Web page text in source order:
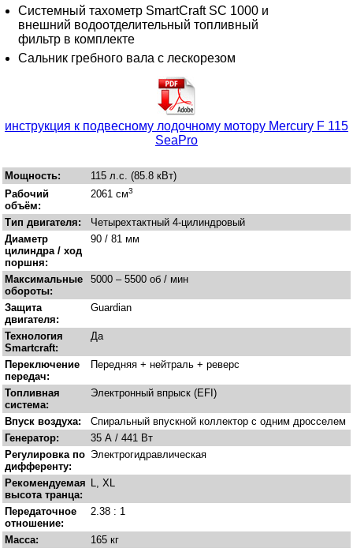
Системный тахометр SmartCraft SC 1000 и
внешний водоотделительный топливный
фильтр в комплекте
Сальник гребного вала с лескорезом
инструкция к подвесному лодочному мотору Mercury F 115
SeaPro
Мощность:
115 л.с. (85.8 кВт)
Рабочий
объём:
2061 см3
Тип двигателя:
Четырехтактный 4-цилиндровый
Диаметр
цилиндра / ход
поршня:
90 / 81 мм
Максимальные
обороты:
5000 – 5500 об / мин
Защита
двигателя:
Guardian
Технология
Smartcraft:
Да
Переключение
передач:
Передняя + нейтраль + реверс
Топливная
система:
Электронный впрыск (EFI)
Впуск воздуха:
Спиральный впускной коллектор с одним дросселем
Генератор:
35 А / 441 Вт
Регулировка по
дифференту:
Электрогидравлическая
Рекомендуемая
высота транца:
L, XL
Передаточное
отношение:
2.38 : 1
Масса:
165 кг